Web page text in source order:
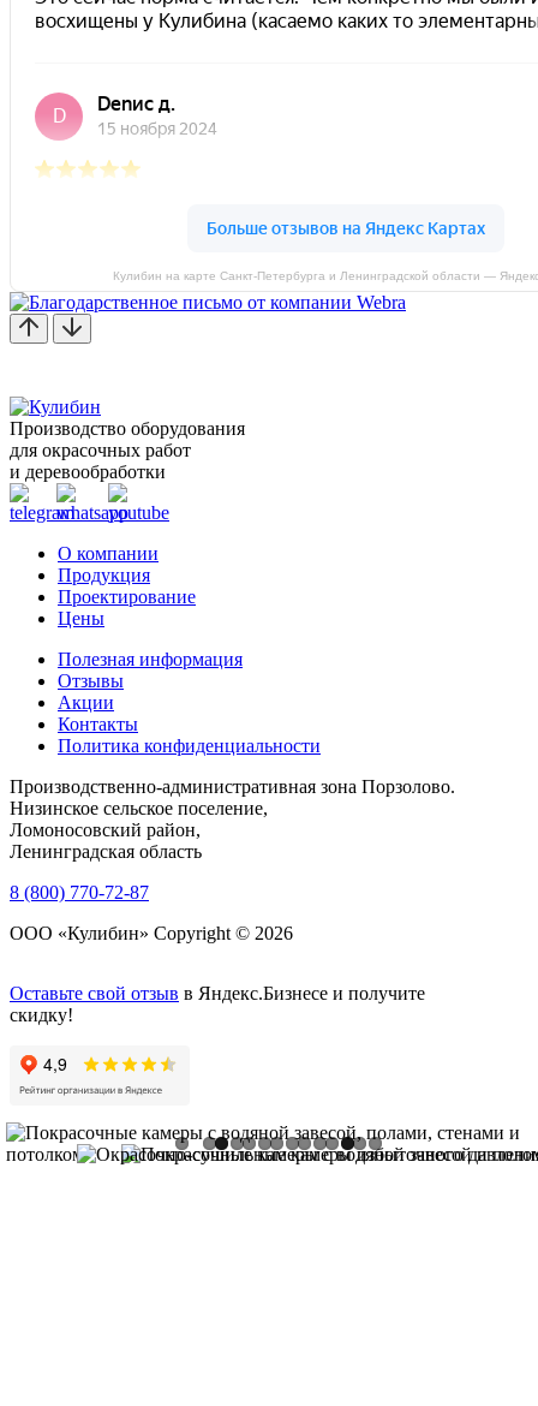
Кулибин на карте Санкт‑Петербурга и Ленинградской области —
Производство оборудования
для окрасочных работ
и деревообработки
О компании
Продукция
Проектирование
Цены
Полезная информация
Отзывы
Акции
Контакты
Политика конфиденциальности
Производственно-административная зона Порзолово.
Низинское сельское поселение,
Ломоносовский район,
Ленинградская область
8 (800) 770-72-87
ООО «Кулибин» Copyright © 2026
Оставьте свой отзыв в Яндекс.Бизнесе и получите
скидку!